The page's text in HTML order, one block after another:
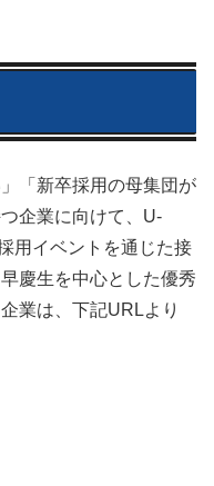
「新卒採用の母集団が
企業に向けて、U-
用イベントを通じた接
慶生を中心とした優秀
業は、下記URLより